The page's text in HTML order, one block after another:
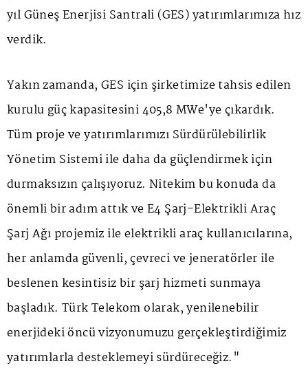
yıl Güneş Enerjisi Santrali (GES) yatırımlarımıza hız
verdik.
Yakın zamanda, GES için şirketimize tahsis edilen
kurulu güç kapasitesini 405,8 MWe'ye çıkardık.
Tüm proje ve yatırımlarımızı Sürdürülebilirlik
Yönetim Sistemi ile daha da güçlendirmek için
durmaksızın çalışıyoruz. Nitekim bu konuda da
önemli bir adım attık ve E4 Şarj-Elektrikli Araç
Şarj Ağı projemiz ile elektrikli araç kullanıcılarına,
her anlamda güvenli, çevreci ve jeneratörler ile
beslenen kesintisiz bir şarj hizmeti sunmaya
başladık. Türk Telekom olarak, yenilenebilir
enerjideki öncü vizyonumuzu gerçekleştirdiğimiz
yatırımlarla desteklemeyi sürdüreceğiz."